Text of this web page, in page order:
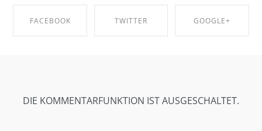
FACEBOOK TWITTER GOOGLE+
DIE KOMMENTARFUNKTION IST AUSGESCHALTET.